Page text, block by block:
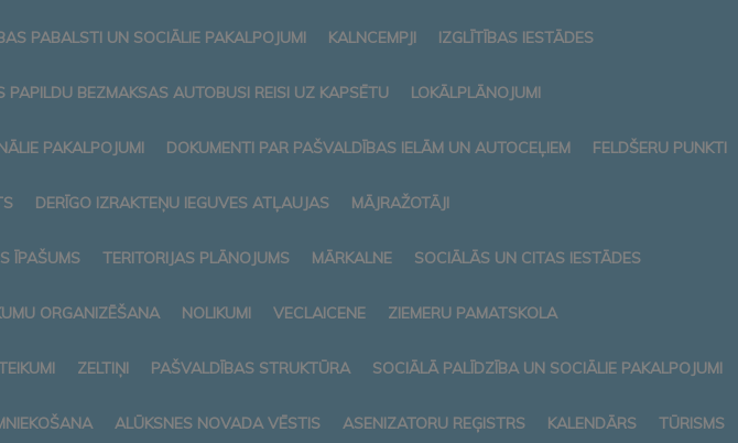
PABALSTI UN SOCIĀLIE PAKALPOJUMI KALNCEMPJI IZGLĪTĪBAS IESTĀDES
PAPILDU BEZMAKSAS AUTOBUSI REISI UZ KAPSĒTU LOKĀLPLĀNOJUMI
PAKALPOJUMI DOKUMENTI PAR PAŠVALDĪBAS IELĀM UN AUTOCEĻIEM FELDŠERU PUNKTI
DERĪGO IZRAKTEŅU IEGUVES ATĻAUJAS MĀJRAŽOTĀJI
ĪPAŠUMS TERITORIJAS PLĀNOJUMS MĀRKALNE SOCIĀLĀS UN CITAS IESTĀDES
ORGANIZĒŠANA NOLIKUMI VECLAICENE ZIEMERU PAMATSKOLA
ZELTIŅI PAŠVALDĪBAS STRUKTŪRA SOCIĀLĀ PALĪDZĪBA UN SOCIĀLIE PAKALPOJUMI
ALŪKSNES NOVADA VĒSTIS ASENIZATORU REĢISTRS KALENDĀRS TŪRISMS